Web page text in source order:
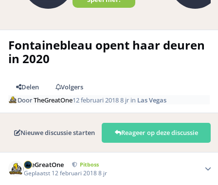
Fontainebleau opent haar deuren
in 2020
Delen
Volgers
DoorTheGreatOne12 februari 20188 jr in Las Vegas
Nieuwe discussie starten Reageer op deze discussie
TheGreatOne Pitboss
Geplaatst 12 februari 20188 jr